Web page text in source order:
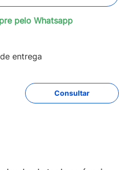
pelo Whatsapp